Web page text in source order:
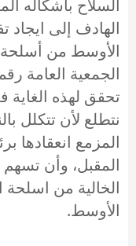
السلاح بأشكاله
الهادف إلى ايجاد
الأوسط من أسلحة
تحقق لهذه الغاية
نتطلع لأن تتكلل
المزمع انعقادها
المقبل، وأن
الخالية من
الأوسط.